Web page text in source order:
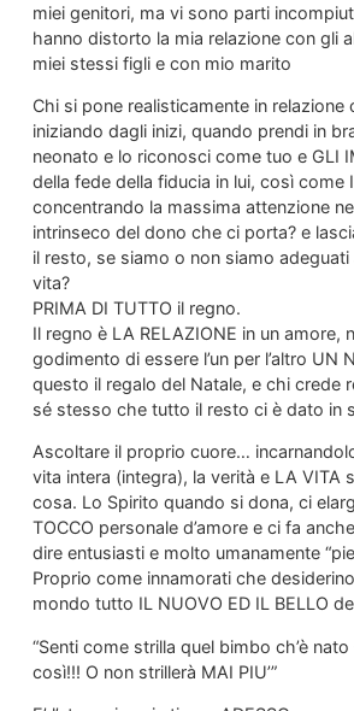
miei genitori, ma vi sono parti
hanno distorto la mia relazione con gli
miei stessi figli e con mio marito
Chi si pone realisticamente in relazione
iniziando dagli inizi, quando prendi in
neonato e lo riconosci come tuo e GLI
della fede della fiducia in lui, così come
concentrando la massima attenzione
intrinseco del dono che ci porta? e
il resto, se siamo o non siamo adeguati
vita?
PRIMA DI TUTTO il regno.
Il regno è LA RELAZIONE in un amore,
godimento di essere l’un per l’altro UN
questo il regalo del Natale, e chi crede
sé stesso che tutto il resto ci è dato in
Ascoltare il proprio cuore…
vita intera (integra), la verità e LA VITA
cosa. Lo Spirito quando si dona, ci
TOCCO personale d’amore e ci fa
dire entusiasti e molto umanamente
Proprio come innamorati che
mondo tutto IL NUOVO ED IL BELLO
“Senti come strilla quel bimbo ch’è nato
così!!! O non strillerà MAI PIU’”